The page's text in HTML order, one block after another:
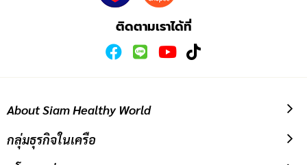
ติดตามเราได้ที่
About Siam Healthy World
กลุ่มธุรกิจในเครือ